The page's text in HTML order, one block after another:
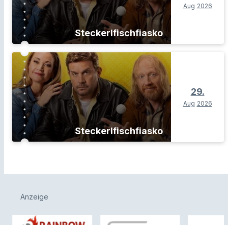
Steckerlfischfiasko
Aug 2026
Steckerlfischfiasko
29.
Aug 2026
Anzeige